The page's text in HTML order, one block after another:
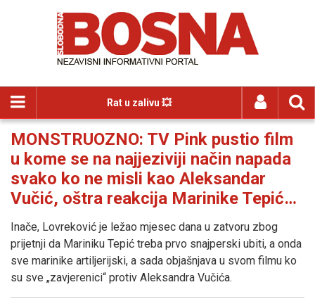
Rat u zalivu 💥
MONSTRUOZNO: TV Pink pustio film
u kome se na najjeziviji način napada
svako ko ne misli kao Aleksandar
Vučić, oštra reakcija Marinike Tepić…
Inače, Lovreković je ležao mjesec dana u zatvoru zbog
prijetnji da Mariniku Tepić treba prvo snajperski ubiti, a onda
sve marinike artiljerijski, a sada objašnjava u svom filmu ko
su sve „zavjerenici“ protiv Aleksandra Vučića.